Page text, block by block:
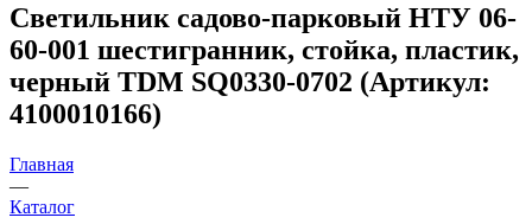
Светильник садово-парковый НТУ 06-
60-001 шестигранник, стойка, пластик,
черный TDM SQ0330-0702 (Артикул:
4100010166)
Главная
—
Каталог